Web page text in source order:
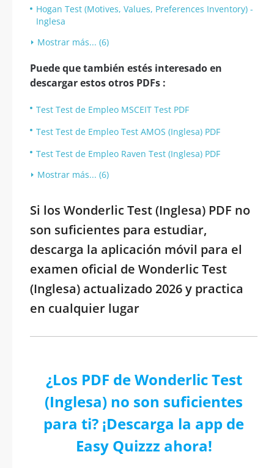
Hogan Test (Motives, Values, Preferences Inventory) -
Inglesa
Mostrar más... (6)
Puede que también estés interesado en
descargar estos otros PDFs :
Test Test de Empleo MSCEIT Test PDF
Test Test de Empleo Test AMOS (Inglesa) PDF
Test Test de Empleo Raven Test (Inglesa) PDF
Mostrar más... (6)
Si los Wonderlic Test (Inglesa) PDF no
son suficientes para estudiar,
descarga la aplicación móvil para el
examen oficial de Wonderlic Test
(Inglesa) actualizado 2026 y practica
en cualquier lugar
¿Los PDF de Wonderlic Test
(Inglesa) no son suficientes
para ti? ¡Descarga la app de
Easy Quizzz ahora!